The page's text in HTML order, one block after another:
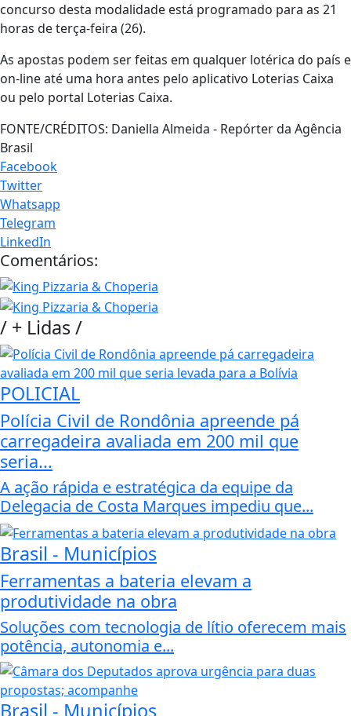
concurso desta modalidade está programado para as 21
horas de terça-feira (26).
As apostas podem ser feitas em qualquer lotérica do país e
on-line até uma hora antes pelo aplicativo Loterias Caixa
ou pelo portal Loterias Caixa.
FONTE/CRÉDITOS: Daniella Almeida - Repórter da Agência
Brasil
Facebook
Twitter
Whatsapp
Telegram
LinkedIn
Comentários:
/ + Lidas/
POLICIAL
Polícia Civil de Rondônia apreende pá
carregadeira avaliada em 200 mil que
seria...
A ação rápida e estratégica da equipe da
Delegacia de Costa Marques impediu que...
Brasil - Municípios
Ferramentas a bateria elevam a
produtividade na obra
Soluções com tecnologia de lítio oferecem mais
potência, autonomia e...
Brasil - Municípios